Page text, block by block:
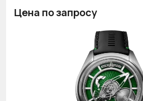
Бесплатная горячая линия8 800 555-95-99
Цена по запросу